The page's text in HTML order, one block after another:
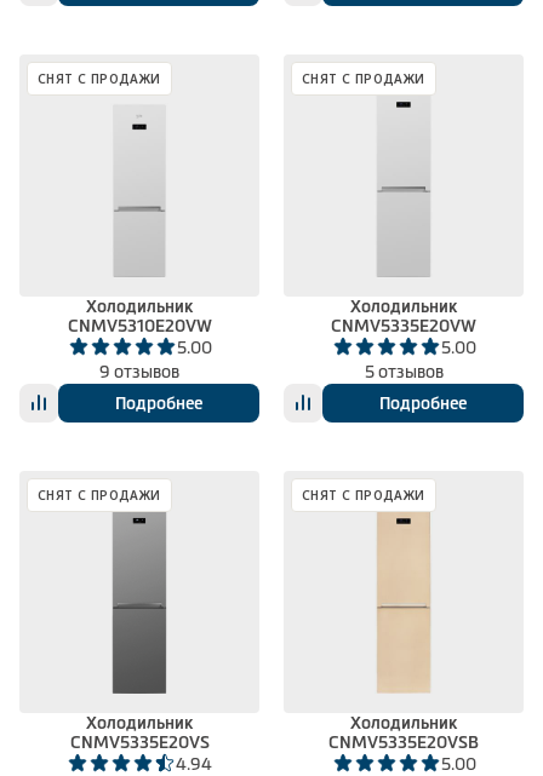
СНЯТ С ПРОДАЖИ
Холодильник
CNMV5310E20VW
5.00
9 отзывов
Подробнее
СНЯТ С ПРОДАЖИ
Холодильник
CNMV5335E20VW
5.00
5 отзывов
Подробнее
СНЯТ С ПРОДАЖИ
Холодильник
CNMV5335E20VS
4.94
СНЯТ С ПРОДАЖИ
Холодильник
CNMV5335E20VSB
5.00